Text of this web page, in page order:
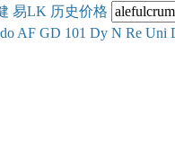
易LK 历史价格
do AF GD 101 Dy N Re Uni